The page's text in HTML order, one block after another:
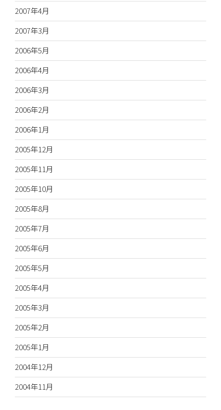
2007年4月
2007年3月
2006年5月
2006年4月
2006年3月
2006年2月
2006年1月
2005年12月
2005年11月
2005年10月
2005年8月
2005年7月
2005年6月
2005年5月
2005年4月
2005年3月
2005年2月
2005年1月
2004年12月
2004年11月